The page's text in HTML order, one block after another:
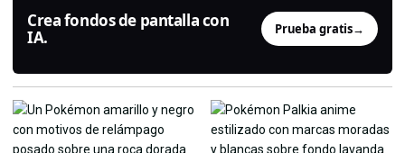
Crea fondos de pantalla con
IA.
Prueba gratis→